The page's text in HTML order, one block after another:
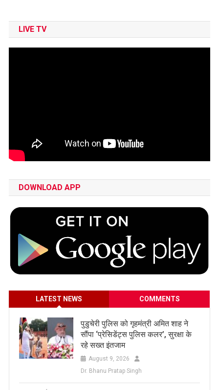
LIVE TV
DOWNLOAD APP
LATEST NEWS COMMENTS
पुडुचेरी पुलिस को गृहमंत्री अमित शाह ने
सौंपा ‘प्रेसिडेंट्स पुलिस कलर’, सुरक्षा के
रहे सख्त इंतजाम
August 9, 2026
Dr. Bhanu Pratap Singh